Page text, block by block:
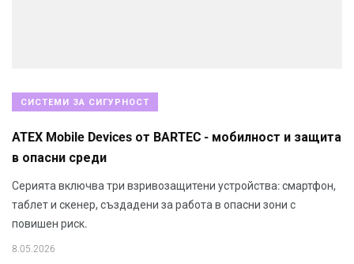
СИСТЕМИ ЗА СИГУРНОСТ
ATEX Mobile Devices от BARTEC - мобилност и защита
в опасни среди
Серията включва три взривозащитени устройства: смартфон,
таблет и скенер, създадени за работа в опасни зони с
повишен риск.
8.05.2026